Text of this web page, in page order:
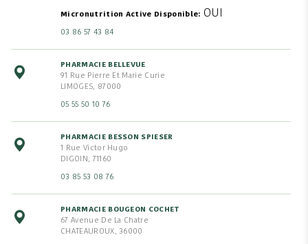
Micronutrition Active Disponible OUI
03 86 57 43 84
PHARMACIE BELLEVUE
91 Rue Pierre Et Marie Curie
LIMOGES, 87000
05 55 50 10 76
PHARMACIE BESSON SPIESER
1 Rue Victor Hugo
DIGOIN, 71160
03 85 53 08 76
PHARMACIE BOUGEON COCHET
67 Avenue De La Chatre
CHATEAUROUX, 36000